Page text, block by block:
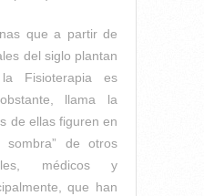
que a partir de
del siglo plantan
Fisioterapia es
llama la
de ellas figuren en
de otros
médicos y
que han